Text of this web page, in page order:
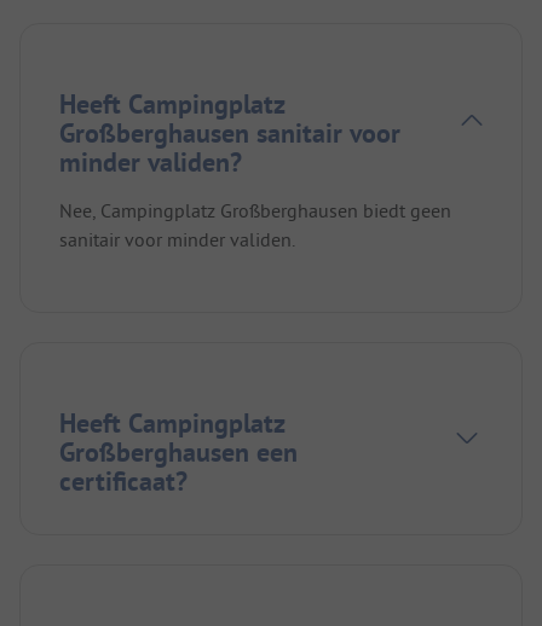
Heeft Campingplatz
Großberghausen sanitair voor
minder validen?
Nee, Campingplatz Großberghausen biedt geen
sanitair voor minder validen.
Heeft Campingplatz
Großberghausen een
certificaat?